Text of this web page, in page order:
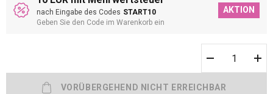
nach Eingabe des Codes START10
Geben Sie den Code im Warenkorb ein
AKTION